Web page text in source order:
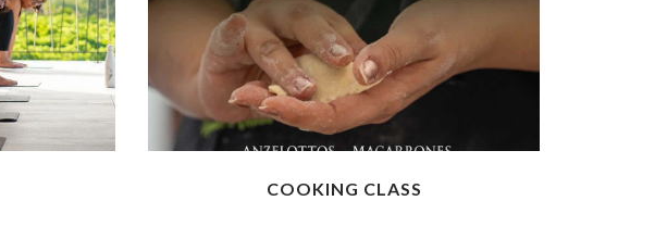
COOKING CLASS